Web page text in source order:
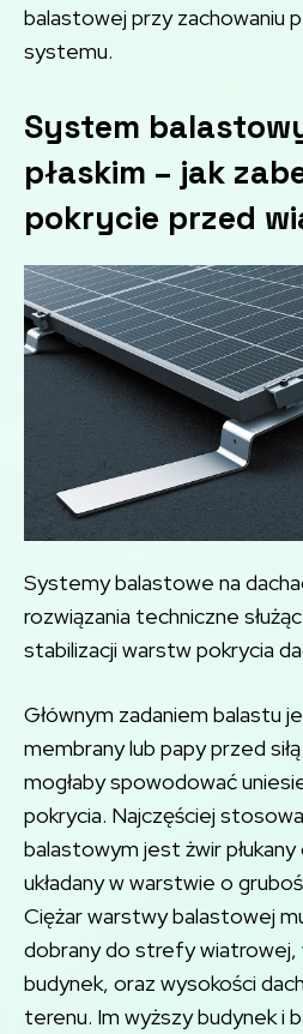
balastowej przy zachowaniu
systemu.
System
płaskim – jak
pokrycie przed
Systemy balastowe na
rozwiązania techniczne
stabilizacji warstw pokrycia
Głównym zadaniem balastu
membrany lub papy przed
mogłaby spowodować
pokrycia. Najczęściej
balastowym jest żwir
układany w warstwie o
Ciężar warstwy balastowej
dobrany do strefy wiatrowej,
budynek, oraz wysokości
terenu. Im wyższy budynek i